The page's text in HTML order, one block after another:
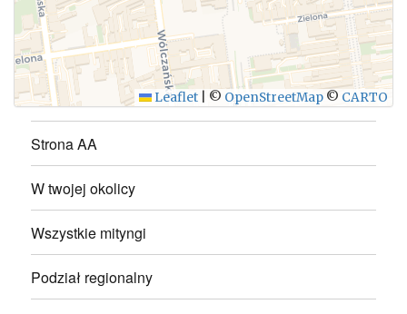
WYŚLIJ
Leaflet © OpenStreetMap © CARTO
Strona AA
W twojej okolicy
Wszystkie mityngi
Podział regionalny